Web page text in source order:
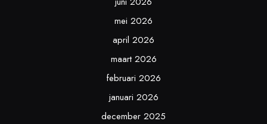
mei 2026
april 2026
maart 2026
februari 2026
januari 2026
december 2025